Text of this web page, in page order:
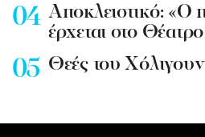
Aποκλειστικό: «Ο
έρχεται στο
Θεές του